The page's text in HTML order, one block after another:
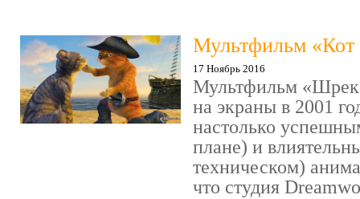
Мультфильм «Кот
17 Ноябрь 2016
Мультфильм
на экраны в 2001
настолько
плане) и
техническом)
что студия